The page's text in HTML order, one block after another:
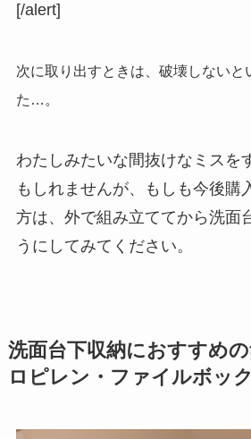
[/alert]
次に取り出すときは、破壊しないと
た…。
わたしみたいな間抜けなミスを
もしれませんが、もしも今後購
方は、外で組み立ててから洗面
うにしてみてください。
洗面台下収納におすすめ
ロピレン・ファイルボッ